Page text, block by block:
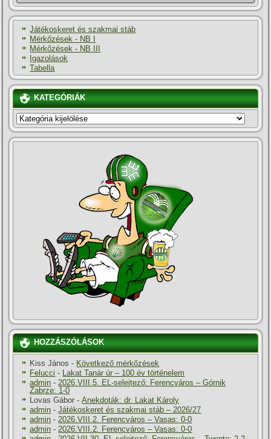
Játékoskeret és szakmai stáb
Mérkőzések - NB I
Mérkőzések - NB III
Igazolások
Tabella
KATEGÓRIÁK
KATEGÓRIÁK
HOZZÁSZÓLÁSOK
Kiss János - Következő mérkőzések
Felucci -
Lakat Tanár úr – 100 év történelem
admin - 2026.VIII.5. EL-selejtező: Ferencváros – Górnik
Zabrze: 1-0
Lovas Gábor -Anekdoták: dr. Lakat Károly
admin -Játékoskeret és szakmai stáb – 2026/27
admin - 2026.VIII.2. Ferencváros – Vasas: 0-0
admin - 2026.VIII.2. Ferencváros – Vasas: 0-0